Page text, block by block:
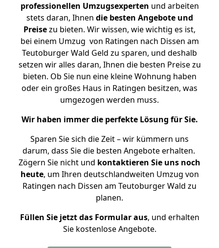
professionellen Umzugsexperten und arbeiten
stets daran, Ihnen die besten Angebote und
Preisezu bieten. Wir wissen, wie wichtig es ist,
bei einem Umzug von Ratingen nach Dissen am
Teutoburger Wald Geld zu sparen, und deshalb
setzen wir alles daran, Ihnen die besten Preise zu
bieten. Ob Sie nun eine kleine Wohnung haben
oder ein großes Haus in Ratingen besitzen, was
umgezogen werden muss.
Wir haben immer die perfekte Lösung für Sie.
Sparen Sie sich die Zeit – wir kümmern uns
darum, dass Sie die besten Angebote erhalten.
Zögern Sie nicht und kontaktieren Sie uns noch
heute, um Ihren deutschlandweiten Umzug von
Ratingen nach Dissen am Teutoburger Wald zu
planen.
Füllen Sie jetzt das Formular aus, und erhalten
Sie kostenlose Angebote.